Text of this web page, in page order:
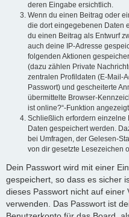
deren Eingabe ersichtlich.
Wenn du einen Beitrag oder
die dort eingegebenen Daten
du einen Beitrag als Entwurf
auch deine IP-Adresse
folgenden Aktionen
(dazu zählen Private
zentralen Profildaten (E-Mail-
Passwort) und gescheiterte
übermittelte Browser-
ist online?“-Funktion
Schließlich erfordern einzelne
Daten gespeichert werden.
bei Umfragen, der Gelesen-
von dir gesetzte Lesezeichen
Dein Passwort wird mit einer
gespeichert, so dass es sicher
dieses Passwort nicht auf einer
verwenden. Das Passwort ist